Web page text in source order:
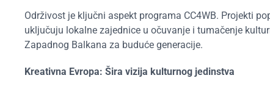
Održivost je ključni aspekt programa CC4WB. Projekti
uključuju lokalne zajednice u očuvanje i tumačenje
Zapadnog Balkana za buduće generacije.
Kreativna Evropa: Šira vizija kulturnog jedinstva